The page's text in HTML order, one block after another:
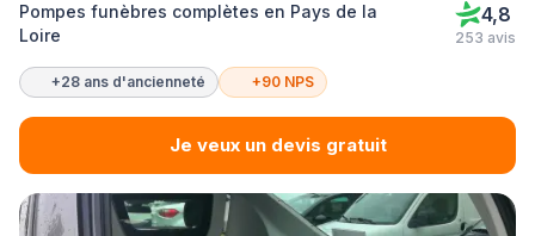
Pompes funèbres complètes en Pays de la
Loire
4,8
253 avis
+28 ans d'ancienneté +90 NPS
Je veux un devis gratuit